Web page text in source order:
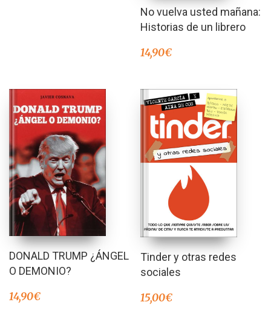
No vuelva usted mañana:
Historias de un librero
14,90€
DONALD TRUMP ¿ÁNGEL
O DEMONIO?
14,90€
Tinder y otras redes
sociales
15,00€